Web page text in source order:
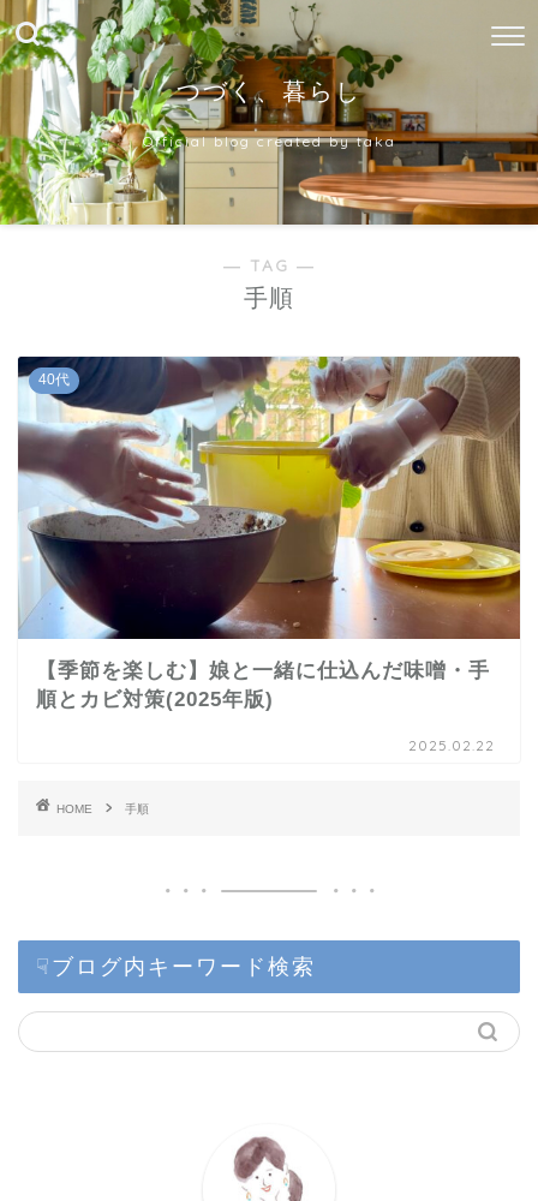
つづく、暮らし
Official blog created by taka
― TAG ―
手順
40代
【季節を楽しむ】娘と一緒に仕込んだ味噌・手
順とカビ対策(2025年版)
2025.02.22
HOME 手順
☟ブログ内キーワード検索